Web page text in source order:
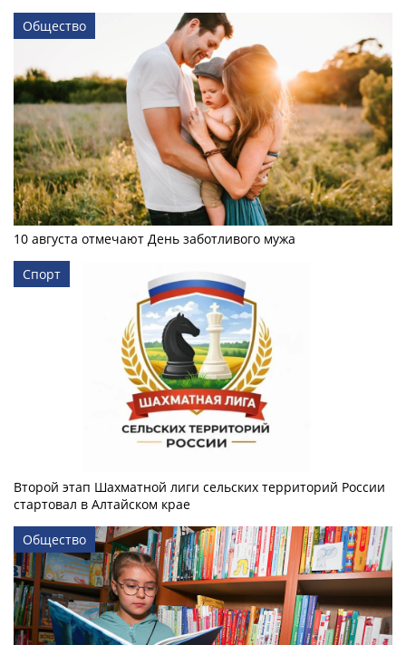
Общество
10 августа отмечают День заботливого мужа
Спорт
Второй этап Шахматной лиги сельских территорий России
стартовал в Алтайском крае
Общество